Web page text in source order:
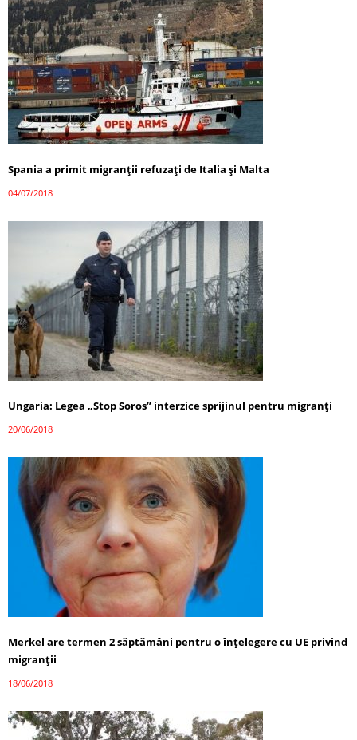
Spania a primit migranții refuzați de Italia și Malta
04/07/2018
Ungaria: Legea „Stop Soros” interzice sprijinul pentru migranți
20/06/2018
Merkel are termen 2 săptămâni pentru o înțelegere cu UE privind
migranții
18/06/2018